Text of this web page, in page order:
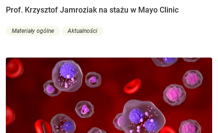
Prof. Krzysztof Jamroziak na stażu w Mayo Clinic
Materiały ogólne Aktualności